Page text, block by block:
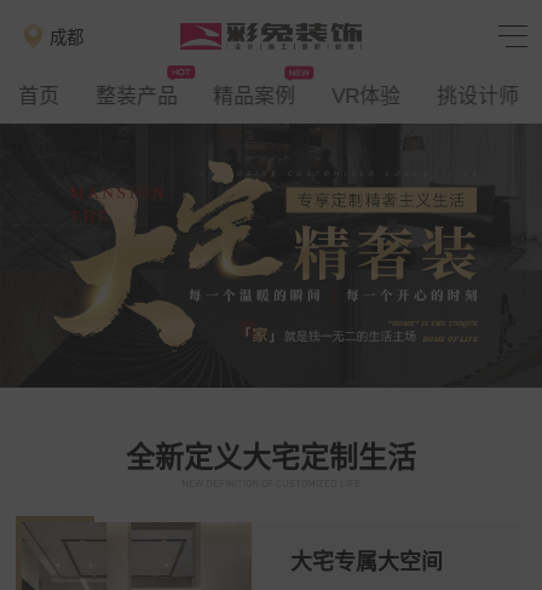
成都
首页 整装产品 精品案例 VR体验 挑设计师
全新定义大宅定制生活
大宅专属大空间